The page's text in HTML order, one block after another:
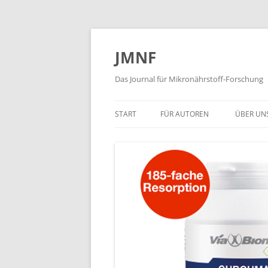
JMNF
Das Journal für Mikronährstoff-Forschung
START FÜR AUTOREN ÜBER